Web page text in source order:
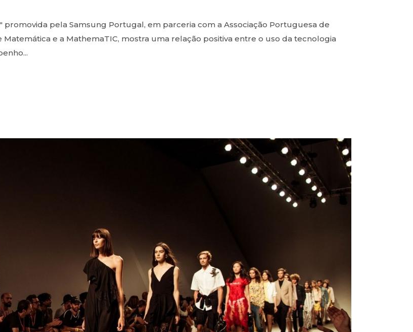
pela Samsung Portugal, em parceria com a Associação Portuguesa de
e a MathemaTIC, mostra uma relação positiva entre o uso da tecnologia